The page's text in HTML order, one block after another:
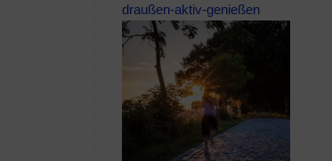
draußen-aktiv-genießen